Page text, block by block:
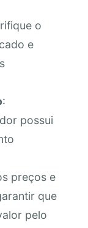
o
e
:
possui
preços e
que
pelo